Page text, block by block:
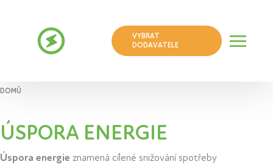
VYBRAT
DODAVATELE
DOMŮ
ÚSPORA ENERGIE
Úspora energie znamená cílené snižování spotřeby